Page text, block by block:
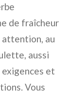
de fraîcheur
attention, au
aussi
et
Vous